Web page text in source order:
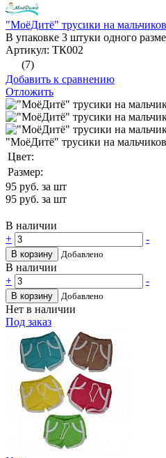
"МоёДитё" трусики на
В упаковке 3 штуки одного
Артикул: ТК002
(7)
Добавить к сравнению
Отложить
"МоёДитё" трусики на
Цвет:
Размер:
95 руб. за шт
95 руб. за шт
В наличии
+
-
В корзину Добавлено
В наличии
+
-
В корзину Добавлено
Нет в наличии
Под заказ